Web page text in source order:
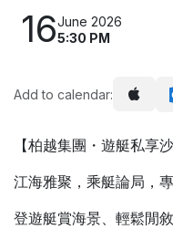
16June 2026
5:30 PM
Add to calendar:
【柏越集團・遊艇私享
江海雅聚，乘艇論局，
登遊艇賞海景、輕鬆閒